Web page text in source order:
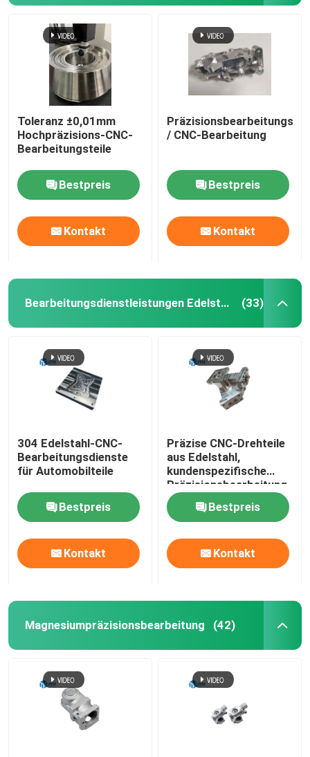
Vakuumguss und schnelle Prototypenfertigung
Benutzerdefinierte 3D-Druckdienste
Herstellung von Schimmelformen nach Maßgabe
Dienstleistungen im Bereich der Aluminium-Extrusion
Wire EDM-Dienstleistungen
Oberflächenbehandlungsdienstleistungen
Toleranz ±0,01mm
Hochpräzisions-CNC-
Bearbeitungsteile
Bestpreis
Kontakt
/ CNC-Bearbeitung
Bestpreis
Kontakt
Bearbeitungsdienstleistungen Edelstahl CNC (33)
304 Edelstahl-CNC-
Bearbeitungsdienste
für Automobilteile
Bestpreis
Kontakt
Präzise CNC-Drehteile
aus Edelstahl,
kundenspezifische
Präzisionsbearbeitung
Bestpreis
Kontakt
Magnesiumpräzisionsbearbeitung (42)